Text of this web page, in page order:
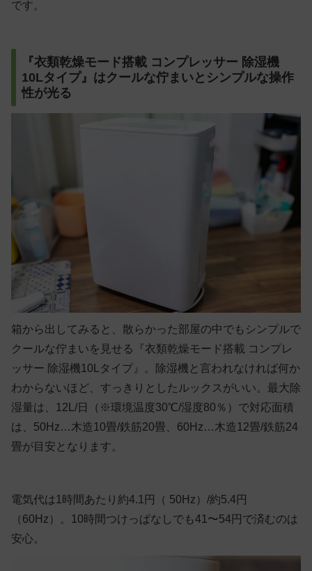
です。
『衣類乾燥モード搭載 コンプレッサー 除湿機
10Lタイプ』はクールな佇まいとシンプルな操作
性が光る
箱から出してみると、散らかった部屋の中でもシンプルで
クールな佇まいを見せる
『衣類乾燥モード搭載 コンプレ
ッサー 除湿機10Lタイプ』。除湿機と言われなければ何か
わからないほど、すっきりとしたルックスがいい。 最大除
湿量は、12L/日（※環境温度30℃/湿度80％）で対応面積
は、50Hz…木造10畳/鉄筋20畳、60Hz…木造12畳/鉄筋24
畳が目安となります。
電気代は1時間あたり約4.1円（ 50Hz ）/約5.4円
（ 60Hz ）。10時間つけっぱなしでも41〜54円で済むのは
安心。